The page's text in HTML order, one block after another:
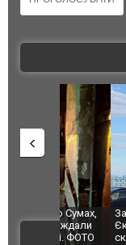
За 2000
склад